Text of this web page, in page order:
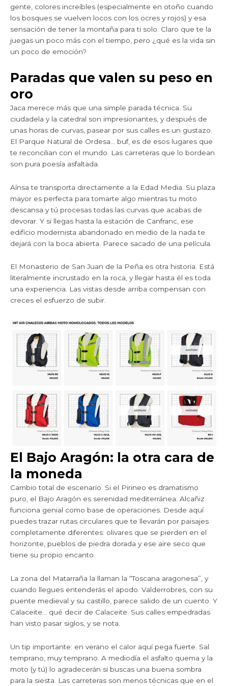
gente, colores increíbles (especialmente en otoño cuando
los bosques se vuelven locos con los ocres y rojos) y esa
sensación de tener la montaña para ti solo. Claro que te la
juegas un poco más con el tiempo, pero ¿qué es la vida sin
un poco de emoción?
Paradas que valen su peso en
oro
Jaca merece más que una simple parada técnica. Su
ciudadela y la catedral son impresionantes, y después de
unas horas de curvas, pasear por sus calles es un gustazo.
El Parque Natural de Ordesa… buf, es de esos lugares que
te reconcilian con el mundo. Las carreteras que lo bordean
son pura poesía asfaltada.
Aínsa te transporta directamente a la Edad Media. Su plaza
mayor es perfecta para tomarte algo mientras tu moto
descansa y tú procesas todas las curvas que acabas de
devorar. Y si llegas hasta la estación de Canfranc, ese
edificio modernista abandonado en medio de la nada te
dejará con la boca abierta. Parece sacado de una película.
El Monasterio de San Juan de la Peña es otra historia. Está
literalmente incrustado en la roca, y llegar hasta él es toda
una experiencia. Las vistas desde arriba compensan con
creces el esfuerzo de subir.
El Bajo Aragón: la otra cara de
la moneda
Cambio total de escenario. Si el Pirineo es dramatismo
puro, el Bajo Aragón es serenidad mediterránea. Alcañiz
funciona genial como base de operaciones. Desde aquí
puedes trazar rutas circulares que te llevarán por paisajes
completamente diferentes: olivares que se pierden en el
horizonte, pueblos de piedra dorada y ese aire seco que
tiene su propio encanto.
La zona del Matarraña la llaman la “Toscana aragonesa”, y
cuando llegues entenderás el apodo. Valderrobres, con su
puente medieval y su castillo, parece salido de un cuento. Y
Calaceite… qué decir de Calaceite. Sus calles empedradas
han visto pasar siglos, y se nota.
Un tip importante: en verano el calor aquí pega fuerte. Sal
temprano, muy temprano. A mediodía el asfalto quema y la
moto (y tú) lo agradecerán si buscas una buena sombra
para la siesta. Las carreteras son menos técnicas que en el